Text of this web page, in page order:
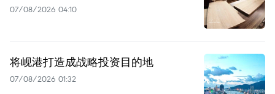
07/08/2026 04:10
将岘港打造成战略投资目的地
07/08/2026 01:32